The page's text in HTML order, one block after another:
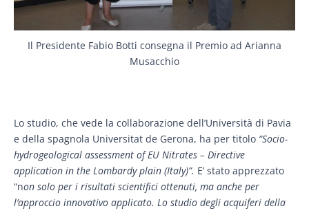
Il Presidente Fabio Botti consegna il Premio ad Arianna
Musacchio
Lo studio, che vede la collaborazione dell’Università di Pavia
e della spagnola Universitat de Gerona, ha per titolo “Socio-
hydrogeological assessment of EU Nitrates – Directive
application in the Lombardy plain (Italy)”. E’ stato apprezzato
“non solo per i risultati scientifici ottenuti, ma anche per
l’approccio innovativo applicato. Lo studio degli acquiferi della